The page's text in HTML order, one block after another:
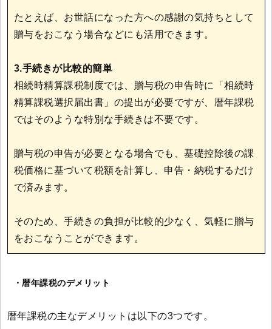
たとえば、お世話になった方への感謝の気持ちとして
贈与をおこなう場合などにも活用できます。
3.手続きが比較的簡単
相続時精算課税制度では、贈与税の申告時に「相続時
精算課税選択届出書」の提出が必要ですが、暦年課税
ではそのような特別な手続きは不要です。
贈与税の申告が必要となる場合でも、基礎控除後の課
税価格に基づいて税額を計算し、申告・納税するだけ
で済みます。
そのため、手続きの負担が比較的少なく、気軽に贈与
をおこなうことができます。
・暦年課税のデメリット
暦年課税の主なデメリットは以下の3つです。